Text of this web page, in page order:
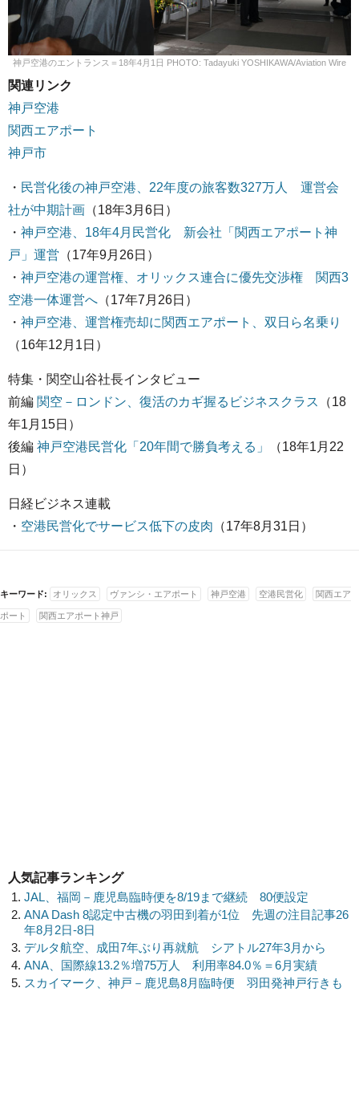
神戸空港のエントランス＝18年4月1日 PHOTO: Tadayuki YOSHIKAWA/Aviation Wire
関連リンク
神戸空港
関西エアポート
神戸市
・ 民営化後の神戸空港、22年度の旅客数327万人 運営会
社が中期計画 （18年3月6日）
・ 神戸空港、18年4月民営化 新会社「関西エアポート神
戸」運営 （17年9月26日）
・ 神戸空港の運営権、オリックス連合に優先交渉権 関西3
空港一体運営へ （17年7月26日）
・ 神戸空港、運営権売却に関西エアポート、双日ら名乗り
（16年12月1日）
特集・関空山谷社長インタビュー
前編 関空－ロンドン、復活のカギ握るビジネスクラス
（18
年1月15日）
後編 神戸空港民営化「20年間で勝負考える」
（18年1月22
日）
日経ビジネス連載
・ 空港民営化でサービス低下の皮肉 （17年8月31日）
キーワード: オリックス ヴァンシ・エアポート 神戸空港 空港民営化 関西エア
ポート 関西エアポート神戸
人気記事ランキング
JAL、福岡－鹿児島臨時便を8/19まで継続 80便設定
ANA Dash 8認定中古機の羽田到着が1位 先週の注目記事26
年8月2日-8日
デルタ航空、成田7年ぶり再就航 シアトル27年3月から
ANA、国際線13.2％増75万人 利用率84.0％＝6月実績
スカイマーク、神戸－鹿児島8月臨時便 羽田発神戸行きも